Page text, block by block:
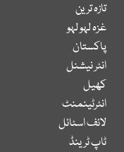
تازہ ترین
غزہ لہو لہو
پاکستان
انٹر نیشنل
کھیل
انٹرٹینمنٹ
لائف اسٹائل
ٹاپ ٹرینڈ